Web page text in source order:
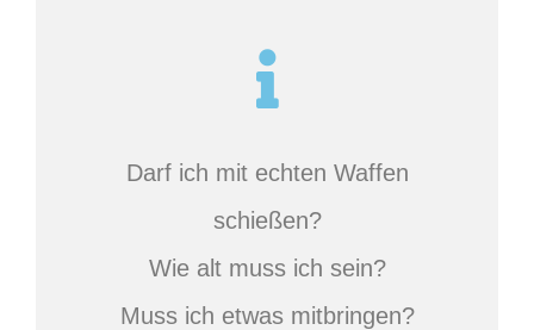
Darf ich mit echten Waffen
schießen?
Wie alt muss ich sein?
Muss ich etwas mitbringen?